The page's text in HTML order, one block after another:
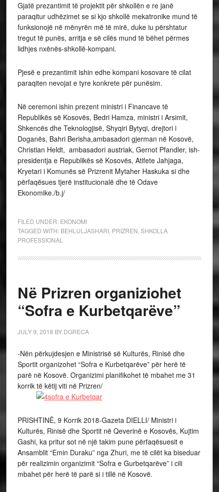
Gjatë prezantimit të projektit për shkollën e re janë
paraqitur udhëzimet se si kjo shkollë mekatronike mund të
funksionojë në mënyrën më të mirë, duke iu përshtatur
tregut të punës, arritja e së cilës mund të bëhet përmes
lidhjes nxënës-shkollë-kompani.
Pjesë e prezantimit ishin edhe kompani kosovare të cilat
paraqiten nevojat e tyre konkrete për punësim.
Në ceremoni ishin prezent ministri i Financave të
Republikës së Kosovës, Bedri Hamza, ministri i Arsimit,
Shkencës dhe Teknologjisë, Shyqiri Bytyqi, drejtori i
Doganës, Bahri Berisha,ambasadori gjerman në Kosovë,
Christian Heldt, ambasadori austriak, Gernot Pfandler, ish-
presidentja e Republikës së Kosovës, Atifete Jahjaga,
Kryetari i Komunës së Prizrenit Mytaher Haskuka si dhe
përfaqësues tjerë institucionalë dhe të Odave
Ekonomike./b.j/
FILED UNDER: EKONOMI
TAGGED WITH: BEHLULJASHARI, PRIZREN SHKOLLA
PROFESSIONAL
Në Prizren organiziohet
“Sofra e Kurbetqarëve”
JULY 9, 2018 BY DGRECA
-Nën përkujdesjen e Ministrisë së Kulturës, Rinisë dhe
Sportit organizohet “Sofra e Kurbetqarëve” për herë të
parë në Kosovë. Organizimi planifikohet të mbahet me 31
korrik të këtij viti në Prizren/
PRISHTINË, 9 Korrik 2018-Gazeta DIELLI/ Ministri i
Kulturës, Rinisë dhe Sportit në Qeverinë e Kosovës, Kujtim
Gashi, ka pritur sot në një takim pune përfaqësuesit e
Ansamblit “Emin Duraku” nga Zhuri, me të cilët ka biseduar
për realizimin organizimit “Sofra e Gurbetqarëve” i cili
mbahet për herë të parë si i tillë në Kosovë.